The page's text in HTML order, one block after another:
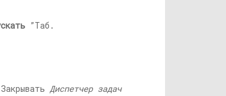
”Таб.
Диспетчер задач